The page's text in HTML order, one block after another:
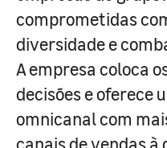
comprometidas
diversidade e
A empresa coloca
decisões e oferece
omnicanal com
canais de vendas